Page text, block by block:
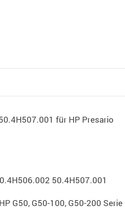
für HP Presario
50.4H507.001
G50, G50-100, G50-200 Serie